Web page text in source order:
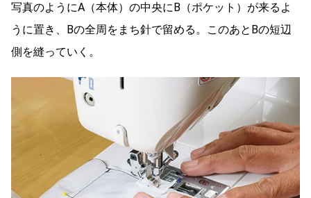
写真のようにA（本体）の中央にB（ポケット）が来るよ
うに置き、Bの全周をまち針で留める。このあとBの短辺
側を縫っていく。